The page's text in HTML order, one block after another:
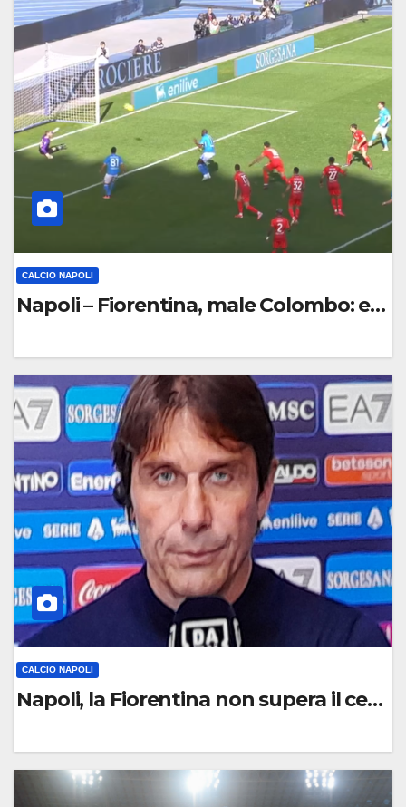
O
E
N
T
O
CALCIO NAPOLI
Napoli – Fiorentina, male Colombo:
0
C
O
M
E
N
O
CALCIO NAPOLI
Napoli, la Fiorentina non supera il
0